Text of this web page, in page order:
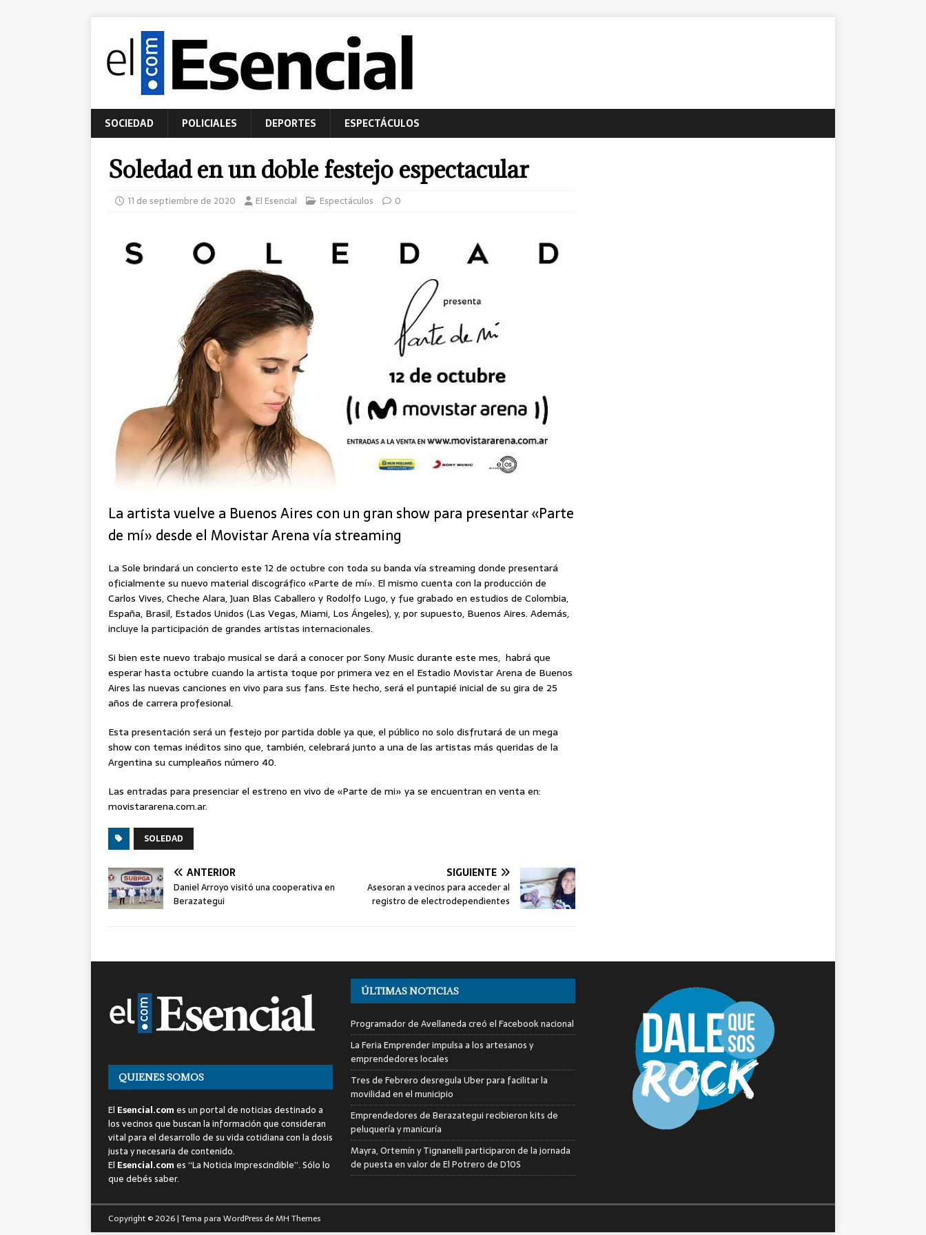
SOCIEDAD POLICIALES DEPORTES ESPECTÁCULOS
Soledad en un doble festejo espectacular
11 de septiembre de 2020 El Esencial Espectáculos 0
La artista vuelve a Buenos Aires con un gran show para presentar «Parte
de mí» desde el Movistar Arena vía streaming
La Sole brindará un concierto este 12 de octubre con toda su banda vía streaming donde presentará
oficialmente su nuevo material discográfico «Parte de mí». El mismo cuenta con la producción de
Carlos Vives, Cheche Alara, Juan Blas Caballero y Rodolfo Lugo, y fue grabado en estudios de Colombia,
España, Brasil, Estados Unidos (Las Vegas, Miami, Los Ángeles), y, por supuesto, Buenos Aires. Además,
incluye la participación de grandes artistas internacionales.
Si bien este nuevo trabajo musical se dará a conocer por Sony Music durante este mes, habrá que
esperar hasta octubre cuando la artista toque por primera vez en el Estadio Movistar Arena de Buenos
Aires las nuevas canciones en vivo para sus fans. Este hecho, será el puntapié inicial de su gira de 25
años de carrera profesional.
Esta presentación será un festejo por partida doble ya que, el público no solo disfrutará de un mega
show con temas inéditos sino que, también, celebrará junto a una de las artistas más queridas de la
Argentina su cumpleaños número 40.
Las entradas para presenciar el estreno en vivo de «Parte de mi» ya se encuentran en venta en:
movistararena.com.ar.
SOLEDAD
ANTERIOR
Daniel Arroyo visitó una cooperativa en
Berazategui
SIGUIENTE
Asesoran a vecinos para acceder al
registro de electrodependientes
QUIENES SOMOS
El Esencial.comes un portal de noticias destinado a
los vecinos que buscan la información que consideran
vital para el desarrollo de su vida cotidiana con la dosis
justa y necesaria de contenido.
El Esencial.comes “La Noticia Imprescindible”. Sólo lo
que debés saber.
ÚLTIMAS NOTICIAS
Programador de Avellaneda creó el Facebook nacional
La Feria Emprender impulsa a los artesanos y
emprendedores locales
Tres de Febrero desregula Uber para facilitar la
movilidad en el municipio
Emprendedores de Berazategui recibieron kits de
peluquería y manicuría
Mayra, Ortemín y Tignanelli participaron de la jornada
de puesta en valor de El Potrero de D10S
Copyright © 2026 | Tema para WordPress deMH Themes